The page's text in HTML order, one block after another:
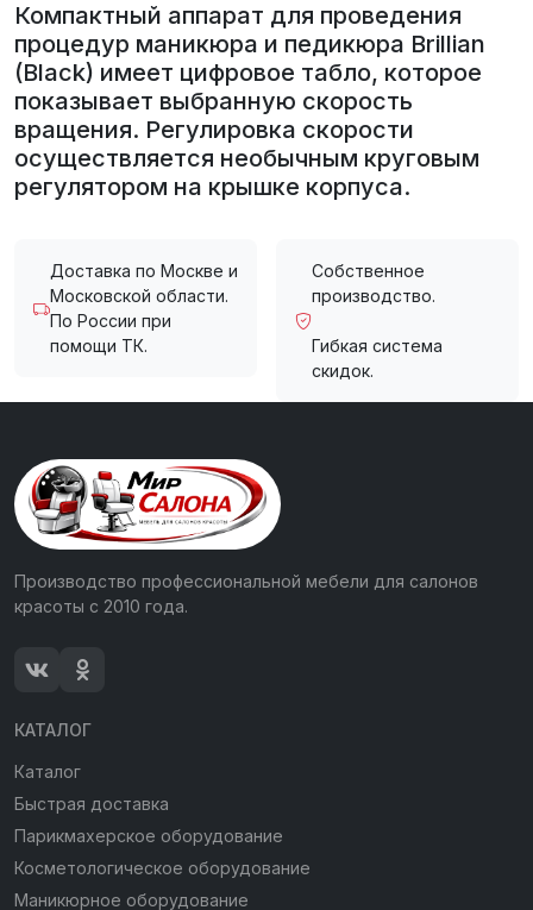
Компактный аппарат для проведения
процедур маникюра и педикюра Brillian
(Black) имеет цифровое табло, которое
показывает выбранную скорость
вращения. Регулировка скорости
осуществляется необычным круговым
регулятором на крышке корпуса.
Доставка по Москве и
Московской области.
По России при
помощи ТК.
Собственное
производство.
Гибкая система
скидок.
Производство профессиональной мебели для салонов
красоты с 2010 года.
КАТАЛОГ
Каталог
Быстрая доставка
Парикмахерское оборудование
Косметологическое оборудование
Маникюрное оборудование